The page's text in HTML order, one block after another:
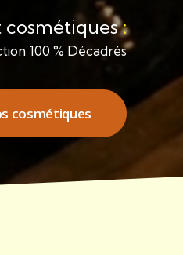
cosmétiques:
100 % Décadrés
cosmétiques